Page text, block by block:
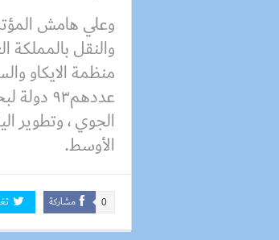
وعلي هامش
والنقل بالمملكة
منظمة الايكاو
الجوي ، وتطوير
الأوسط.
مشاركة 0